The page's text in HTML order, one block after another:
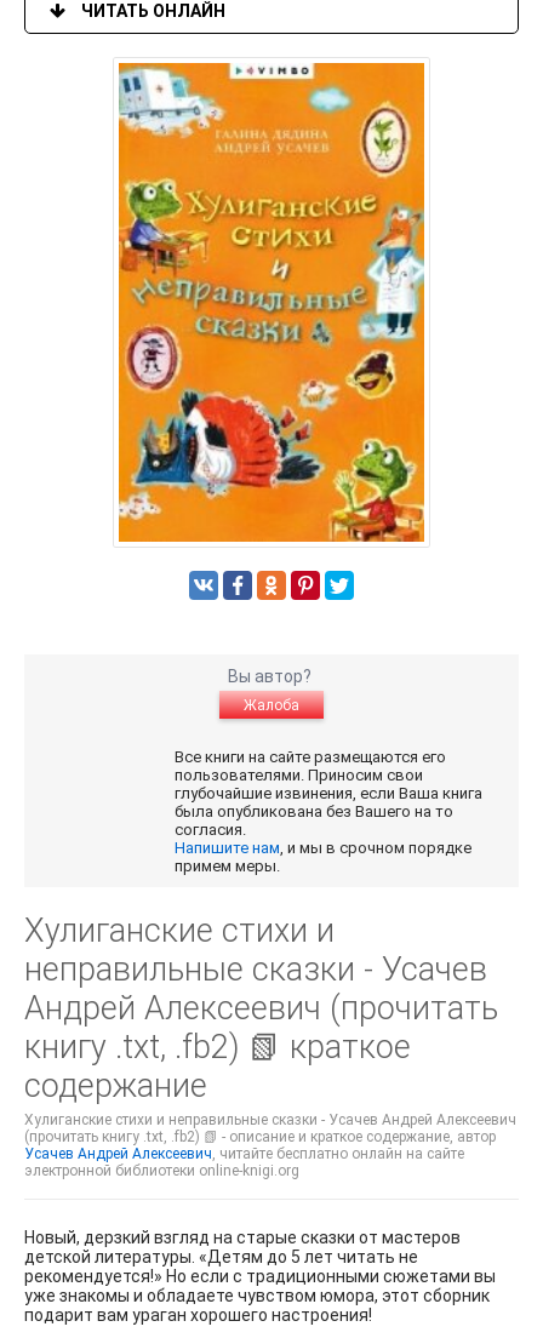
ЧИТАТЬ ОНЛАЙН
Вы автор?
Жалоба
Все книги на сайте размещаются его
пользователями. Приносим свои
глубочайшие извинения, если Ваша книга
была опубликована без Вашего на то
согласия.
Напишите нам, и мы в срочном порядке
примем меры.
Хулиганские стихи и
неправильные сказки - Усачев
Андрей Алексеевич (прочитать
книгу .txt, .fb2) 📗 краткое
содержание
Хулиганские стихи и неправильные сказки - Усачев Андрей Алексеевич
(прочитать книгу .txt, .fb2) 📗 - описание и краткое содержание, автор
Усачев Андрей Алексеевич, читайте бесплатно онлайн на сайте
электронной библиотеки online-knigi.org
Новый, дерзкий взгляд на старые сказки от мастеров
детской литературы. «Детям до 5 лет читать не
рекомендуется!» Но если с традиционными сюжетами вы
уже знакомы и обладаете чувством юмора, этот сборник
подарит вам ураган хорошего настроения!